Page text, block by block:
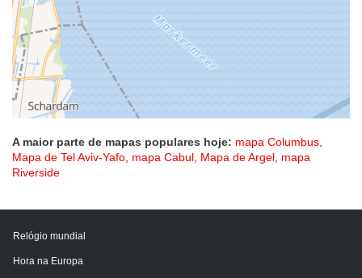
A maior parte de mapas populares hoje: mapa Columbus,
Mapa de Tel Aviv-Yafo, mapa Cabul, Mapa de Argel, mapa
Riverside
Relógio mundial
Hora na Europa